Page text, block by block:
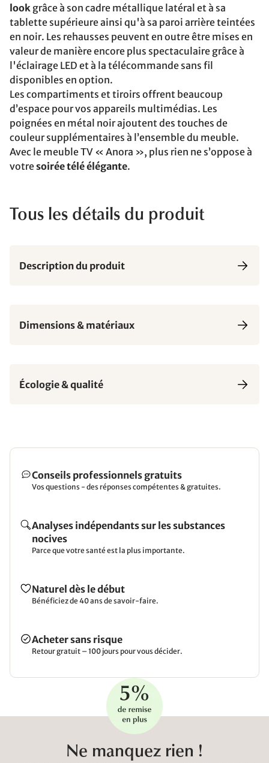
look grâce à son cadre métallique latéral et à sa
tablette supérieure ainsi qu'à sa paroi arrière teintées
en noir. Les rehausses peuvent en outre être mises en
valeur de manière encore plus spectaculaire grâce à
l'éclairage LED et à la télécommande sans fil
disponibles en option.
Les compartiments et tiroirs offrent beaucoup
d’espace pour vos appareils multimédias. Les
poignées en métal noir ajoutent des touches de
couleur supplémentaires à l’ensemble du meuble.
Avec le meuble TV « Anora », plus rien ne s’oppose à
votresoirée télé élégante.
Tous les détails du produit
Description du produit
Dimensions & matériaux
Écologie & qualité
Conseils professionnels gratuits
Vos questions - des réponses compétentes & gratuites.
Analyses indépendants sur les substances
nocives
Parce que votre santé est la plus importante.
Naturel dès le début
Bénéficiez de 40 ans de savoir-faire.
Acheter sans risque
Retour gratuit – 100 jours pour vous décider.
Ne manquez rien !